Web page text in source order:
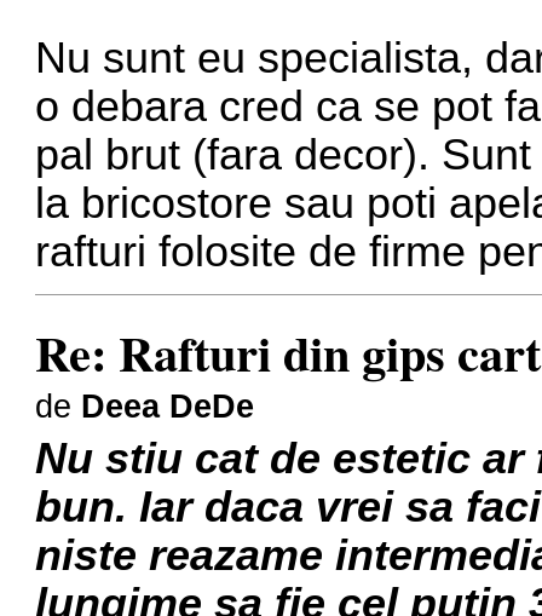
Nu sunt eu specialista,
o debara cred ca se pot
pal brut (fara decor).
la bricostore sau poti
rafturi folosite de firme
Re: Rafturi din gips
de Deea DeDe
Nu stiu cat de estetic
bun. Iar daca vrei sa
niste reazame
lungime sa fie cel putin